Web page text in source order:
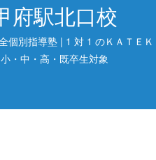
府駅北口校
個別指導塾 | 1 対 1 のＫＡＴＥ
小・中・高・既卒生対象